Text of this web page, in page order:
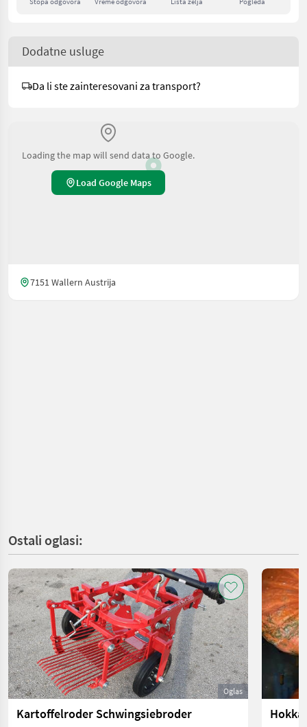
Dodatne usluge
Da li ste zainteresovani za transport?
Loading the map will send data to Google.
Load Google Maps
7151 Wallern Austrija
Ostali oglasi:
Oglas
Kartoffelroder Schwingsiebroder